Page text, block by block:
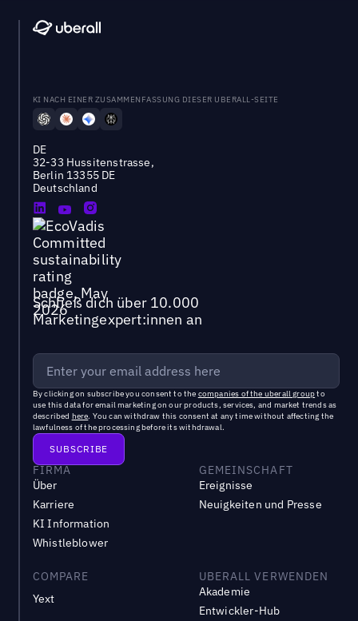
KI NACH EINER ZUSAMMENFASSUNG DIESER UBERALL-SEITE
DE
32-33 Hussitenstrasse,
Berlin 13355 DE
Deutschland
Schließ dich über 10.000
Marketingexpert:innen an
By clicking on subscribe you consent to the companies of the uberall groupto
use this data for email marketing on our products, services, and market trends as
described here. You can withdraw this consent at any time without affecting the
lawfulness of the processing before its withdrawal.
FIRMA
Über
Karriere
KI Information
Whistleblower
GEMEINSCHAFT
Ereignisse
Neuigkeiten und Presse
COMPARE
Yext
UBERALL VERWENDEN
Akademie
Entwickler-Hub